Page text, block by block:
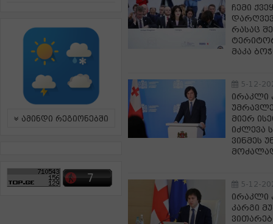
ამინდი რეგიონებში
ჩემი
რასაც
მაკა
5-12-
ირაკლი
მიერ
იძლევა
ვინმეს
5-12-
ირაკლი
კარგი